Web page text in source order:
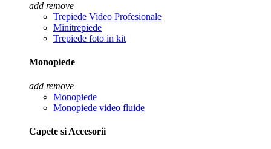
add remove
Trepiede Video Profesionale
Minitrepiede
Trepiede foto in kit
Monopiede
add remove
Monopiede
Monopiede video fluide
Capete si Accesorii